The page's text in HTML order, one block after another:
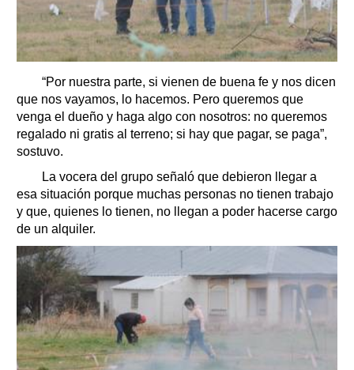
“Por nuestra parte, si vienen de buena fe y nos dicen
que nos vayamos, lo hacemos. Pero queremos que
venga el dueño y haga algo con nosotros: no queremos
regalado ni gratis al terreno; si hay que pagar, se paga”,
sostuvo.
La vocera del grupo señaló que debieron llegar a
esa situación porque muchas personas no tienen trabajo
y que, quienes lo tienen, no llegan a poder hacerse cargo
de un alquiler.